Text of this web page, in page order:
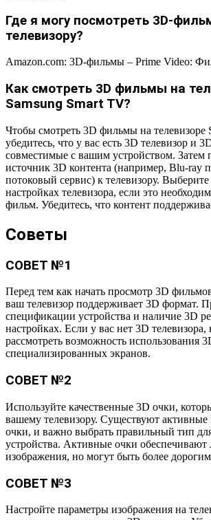
Где я могу посмотреть 3D-
телевизору?
Amazon.com: 3D-фильмы – Prime Video:
Как смотреть 3D фильмы на
Samsung Smart TV?
Чтобы смотреть 3D фильмы на телевизоре
убедитесь, что у вас есть 3D телевизор и
совместимые с вашим устройством. Затем
источник 3D контента (например, Blu-ray
потоковый сервис) к телевизору.
настройках телевизора, если это
фильм. Убедитесь, что контент
Советы
СОВЕТ №1
Перед тем как начать просмотр 3D
ваш телевизор поддерживает 3D формат.
спецификации устройства и наличие 3D
настройках. Если у вас нет 3D
рассмотреть возможность использования
специализированных экранов.
СОВЕТ №2
Используйте качественные 3D очки,
вашему телевизору. Существуют
очки, и важно выбрать правильный тип
устройства. Активные очки обеспечивают
изображения, но могут быть более
СОВЕТ №3
Настройте параметры изображения на